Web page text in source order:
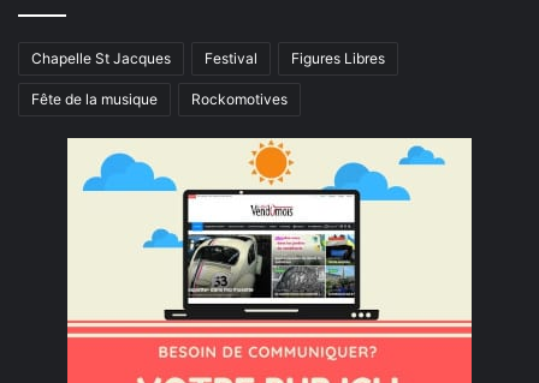
Chapelle St Jacques Festival Figures Libres
Fête de la musique Rockomotives